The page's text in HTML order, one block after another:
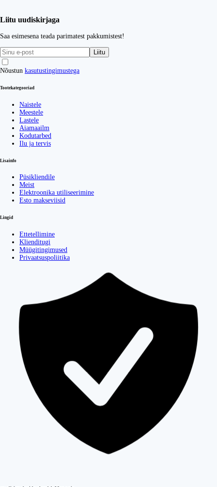
Liitu uudiskirjaga
Saa esimesena teada parimatest pakkumistest!
Liitu
Nõustun kasutustingimustega
Tootekategooriad
Naistele
Meestele
Lastele
Aiamaailm
Kodutarbed
Ilu ja tervis
Lisainfo
Püsikliendile
Meist
Elektroonika utiliseerimine
Esto makseviisid
Lingid
Ettetellimine
Klienditugi
Müügitingimused
Privaatsuspoliitika